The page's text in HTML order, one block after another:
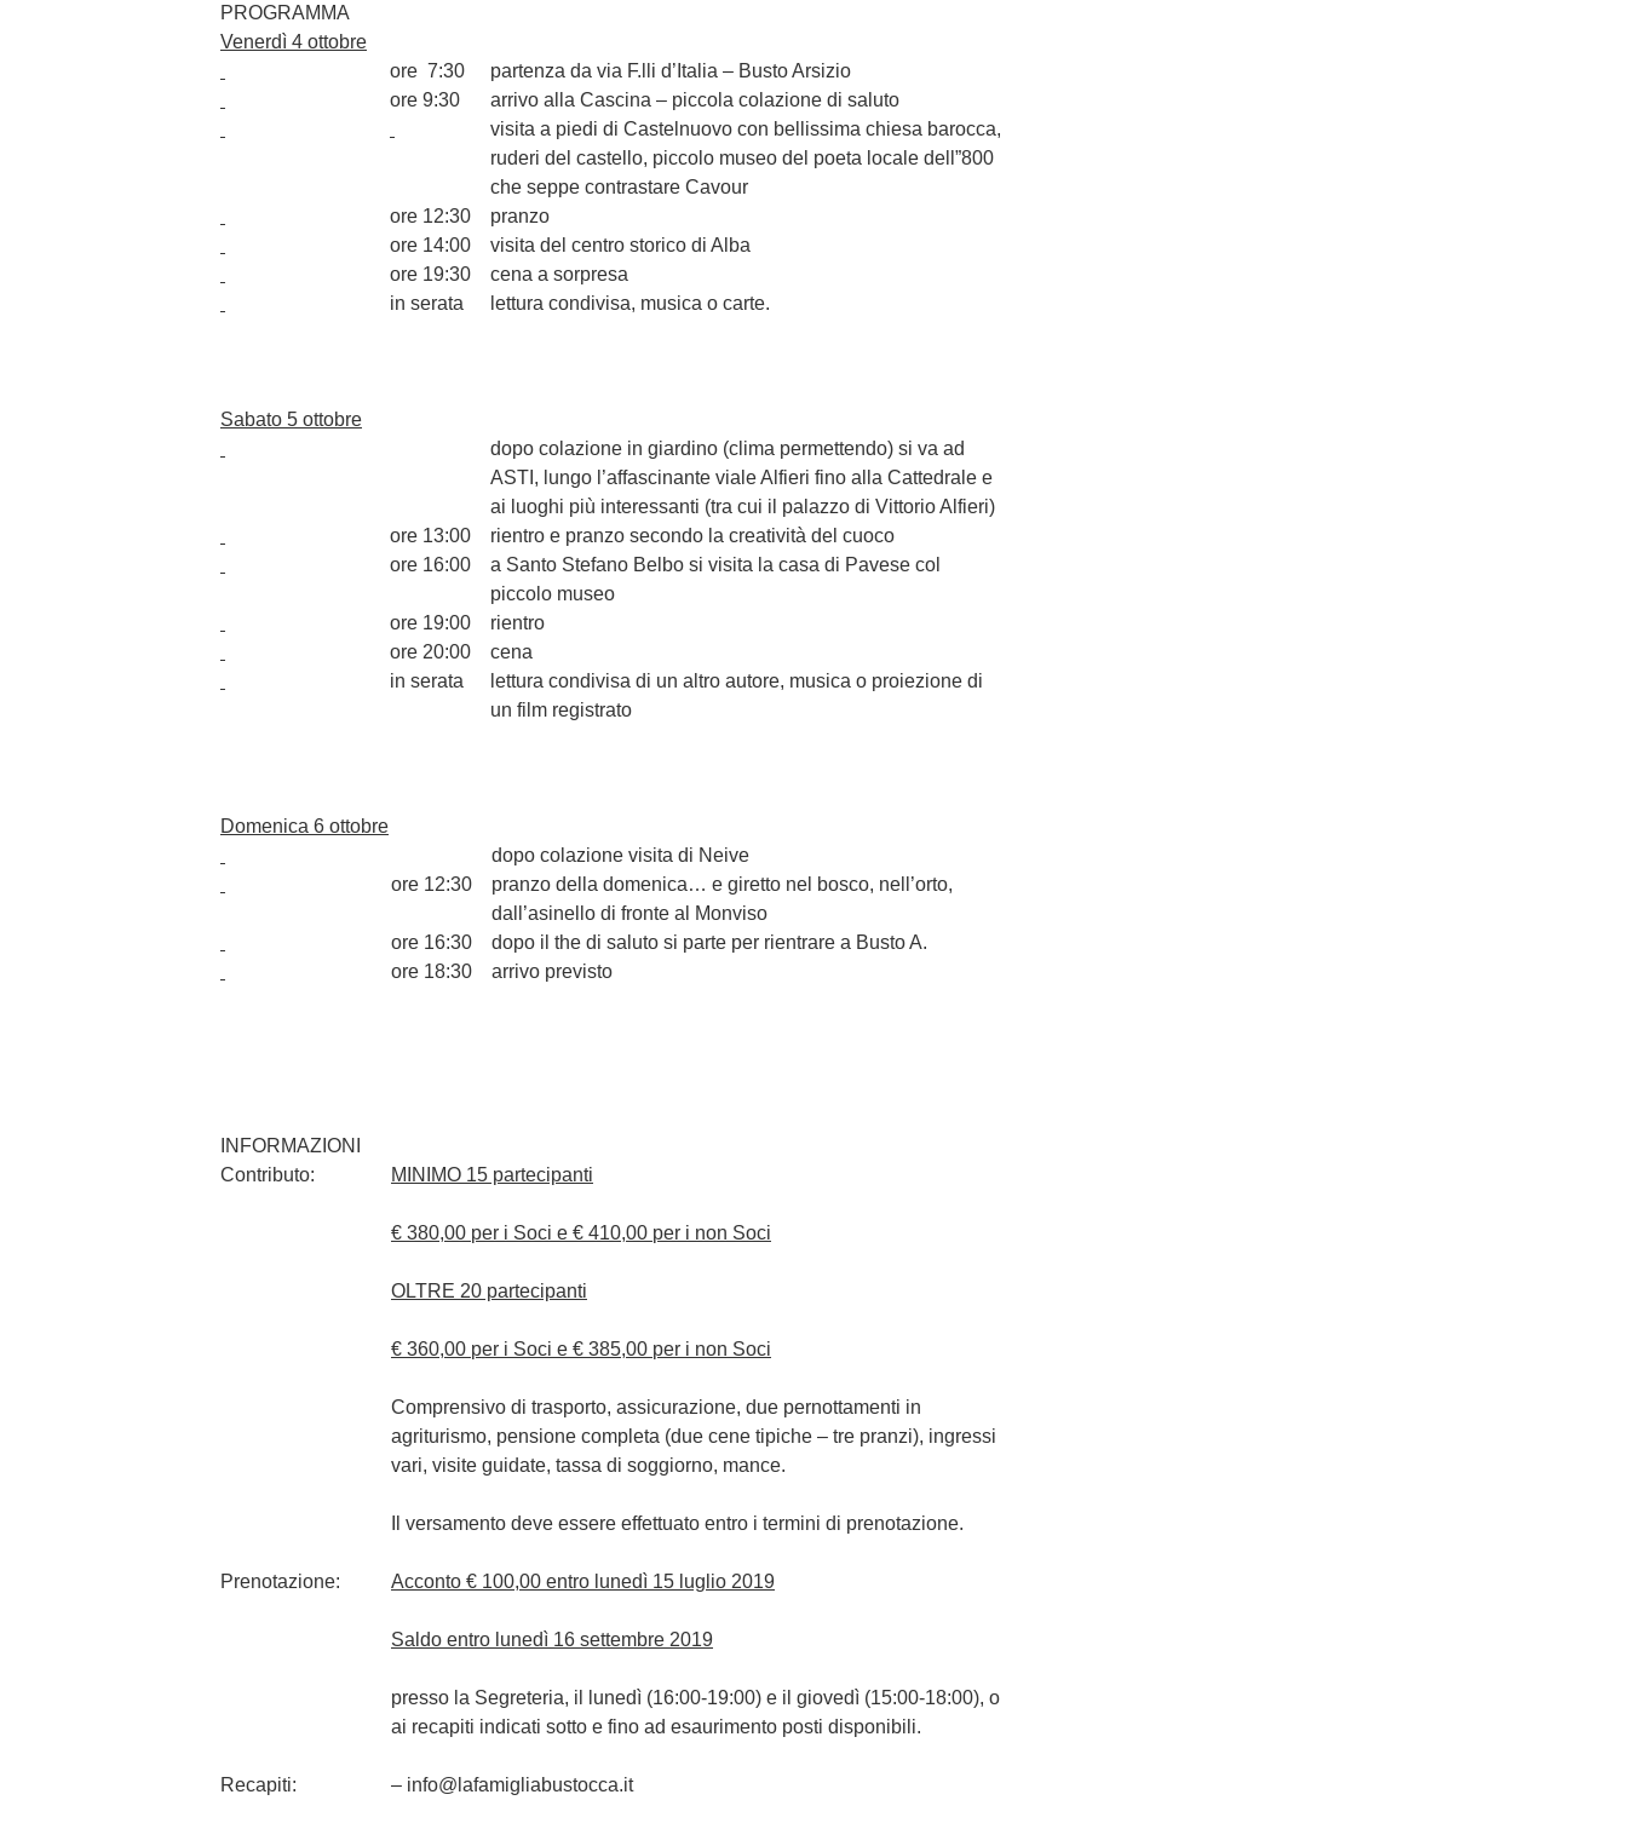
PROGRAMMA
Venerdì 4 ottobre
ore 7:30
partenza da via F.lli d’Italia – Busto Arsizio
ore 9:30
arrivo alla Cascina – piccola colazione di saluto
visita a piedi di Castelnuovo con bellissima chiesa barocca,
ruderi del castello, piccolo museo del poeta locale dell”800
che seppe contrastare Cavour
ore 12:30
pranzo
ore 14:00
visita del centro storico di Alba
ore 19:30
cena a sorpresa
in serata
lettura condivisa, musica o carte.
Sabato 5 ottobre
dopo colazione in giardino (clima permettendo) si va ad
ASTI, lungo l’affascinante viale Alfieri fino alla Cattedrale e
ai luoghi più interessanti (tra cui il palazzo di Vittorio Alfieri)
ore 13:00
rientro e pranzo secondo la creatività del cuoco
ore 16:00
a Santo Stefano Belbo si visita la casa di Pavese col
piccolo museo
ore 19:00
rientro
ore 20:00
cena
in serata
lettura condivisa di un altro autore, musica o proiezione di
un film registrato
Domenica 6 ottobre
dopo colazione visita di Neive
ore 12:30
pranzo della domenica… e giretto nel bosco, nell’orto,
dall’asinello di fronte al Monviso
ore 16:30
dopo il the di saluto si parte per rientrare a Busto A.
ore 18:30
arrivo previsto
INFORMAZIONI
Contributo:
MINIMO 15 partecipanti
€ 380,00 per i Soci e € 410,00 per i non Soci
OLTRE 20 partecipanti
€ 360,00 per i Soci e € 385,00 per i non Soci
Comprensivo di trasporto, assicurazione, due pernottamenti in
agriturismo, pensione completa (due cene tipiche – tre pranzi), ingressi
vari, visite guidate, tassa di soggiorno, mance.
Il versamento deve essere effettuato entro i termini di prenotazione.
Prenotazione: Acconto € 100,00 entro lunedì 15 luglio 2019
Saldo entro lunedì 16 settembre 2019
presso la Segreteria, il lunedì (16:00-19:00) e il giovedì (15:00-18:00), o
ai recapiti indicati sotto e fino ad esaurimento posti disponibili.
Recapiti: – info@lafamigliabustocca.it